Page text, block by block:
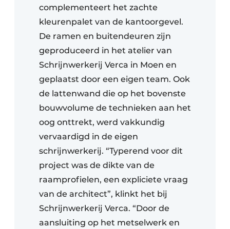
complementeert het zachte
kleurenpalet van de kantoorgevel.
De ramen en buitendeuren zijn
geproduceerd in het atelier van
Schrijnwerkerij Verca in Moen en
geplaatst door een eigen team. Ook
de lattenwand die op het bovenste
bouwvolume de technieken aan het
oog onttrekt, werd vakkundig
vervaardigd in de eigen
schrijnwerkerij. “Typerend voor dit
project was de dikte van de
raamprofielen, een expliciete vraag
van de architect”, klinkt het bij
Schrijnwerkerij Verca. “Door de
aansluiting op het metselwerk en